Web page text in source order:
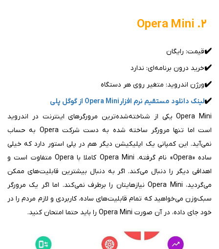
۲. Opera Mini
✔️قیمت: رایگان
✔️خرید درون برنامه‌ای: ندارد
✔️ورژن اندروید: متغیر روی هر دستگاه
✔️لینک دانلود مستقیم نرم افزار Opera Mini از گوگل پلی
Opera Mini یکی از شناخته‌شده‌ترین مرورگرهای اینترنت در اندروید
است اما تنها مرورگر ساخته شده به دست شرکت Opera به حساب
نمی‌آید. این کمپانی یک اپلیکیشن دیگر هم در پلی استور دارد که خیلی
ساده «Opera» نام گرفته. Opera Mini کاملا با Opera متفاوت است و
اهدافی دیگر را دنبال می‌کند. اگر به دنبال بیشترین قابلیت‌های ممکن
می‌گردید، Opera Mini نیازهایتان را برطرف نمی‌کند. اما اگر یک مرورگر
سبک‌وزن می‌خواهید که تمام قابلیت‌های ساده، کاربردی و لازم مردم را در
خود جای داده، در آن صورت Opera Mini را باید حتما امتحان کنید.